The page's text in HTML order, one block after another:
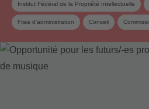
Institut Fédéral de la Propriété Intellectuelle
Frais d’administration Conseil